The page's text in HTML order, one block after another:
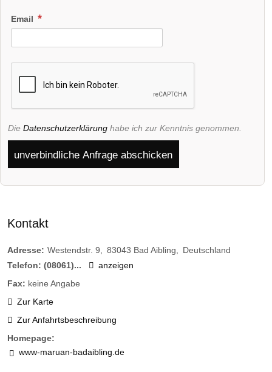
Email
Die Datenschutzerklärung habe ich zur Kenntnis genommen.
unverbindliche Anfrage abschicken
Kontakt
Adresse: Westendstr. 9 83043 Bad Aibling
Deutschland
Telefon: (08061)...
anzeigen
Fax: keine Angabe
Zur Karte
Zur Anfahrtsbeschreibung
Homepage:
www-maruan-badaibling.de